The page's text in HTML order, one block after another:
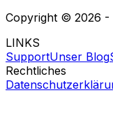
Copyright © 2026 -
LINKS
SupportUnser Blog
Rechtliches